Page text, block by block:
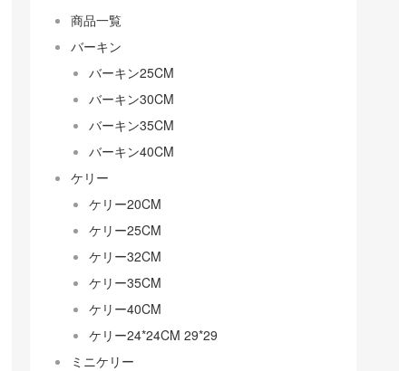
商品一覧
バーキン
バーキン25CM
バーキン30CM
バーキン35CM
バーキン40CM
ケリー
ケリー20CM
ケリー25CM
ケリー32CM
ケリー35CM
ケリー40CM
ケリー24*24CM 29*29
ミニケリー